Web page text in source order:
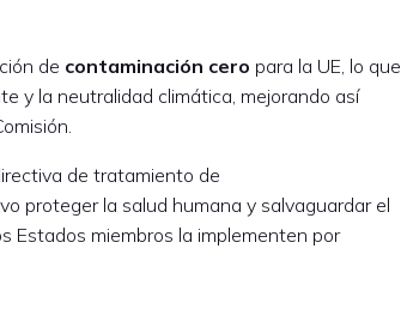
de contaminación cero para la UE, lo que
y la neutralidad climática, mejorando así
de tratamiento de
proteger la salud humana y salvaguardar el
Estados miembros la implementen por